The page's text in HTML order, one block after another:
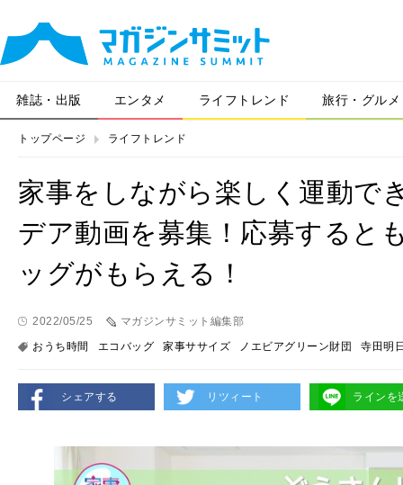
雑誌・出版 エンタメ ライフトレンド 旅行・グルメ
トップページ ライフトレンド
家事をしながら楽しく運動で
デア動画を募集！応募すると
ッグがもらえる！
2022/05/25
マガジンサミット編集部
おうち時間
エコバッグ 家事ササイズ ノエビアグリーン財団 寺田明
シェアする リツィート ラインを